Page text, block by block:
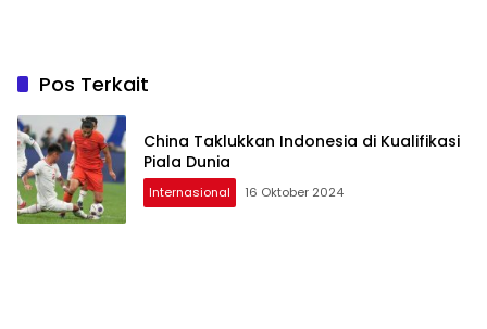
Pos Terkait
China Taklukkan Indonesia di Kualifikasi
Piala Dunia
Internasional 16 Oktober 2024